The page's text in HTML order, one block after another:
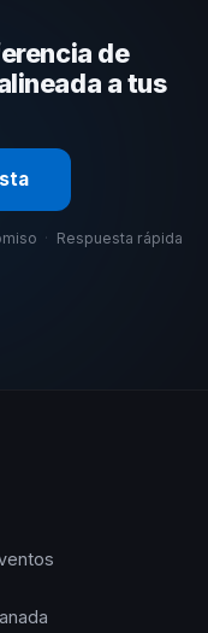
ayudamos con una
criterios.
de
a tus
· Respuesta rápida